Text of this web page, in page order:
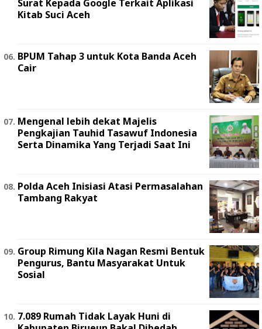
Surat Kepada Google Terkait Aplikasi
Kitab Suci Aceh
BPUM Tahap 3 untuk Kota Banda Aceh
Cair
Mengenal lebih dekat Majelis
Pengkajian Tauhid Tasawuf Indonesia
Serta Dinamika Yang Terjadi Saat Ini
Polda Aceh Inisiasi Atasi Permasalahan
Tambang Rakyat
Group Rimung Kila Nagan Resmi Bentuk
Pengurus, Bantu Masyarakat Untuk
Sosial
7.089 Rumah Tidak Layak Huni di